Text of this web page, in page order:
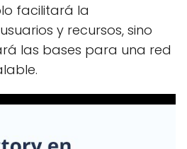
facilitará la
y recursos, sino
las bases para una red